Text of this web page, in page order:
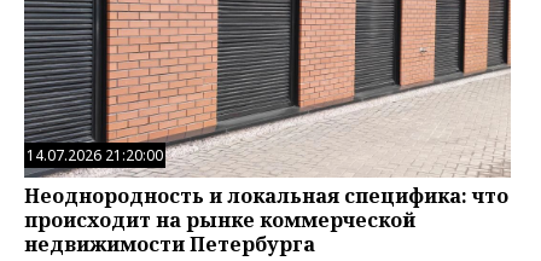
14.07.2026 21:20:00
Неоднородность и локальная специфика: что
происходит на рынке коммерческой
недвижимости Петербурга